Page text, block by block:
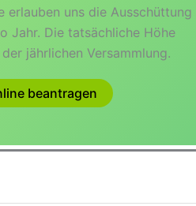
erlauben uns die Ausschüttung
Jahr. Die tatsächliche Höhe
jährlichen Versammlung.
beantragen